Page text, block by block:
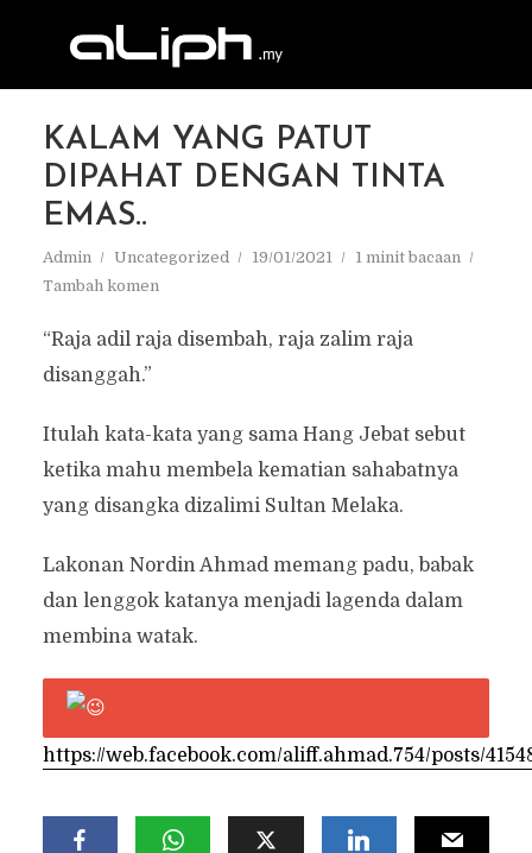
KALAM YANG PATUT
DIPAHAT DENGAN TINTA
EMAS..
Admin Uncategorized 19/01/2021
1 minit bacaan
Tambah komen
“Raja adil raja disembah, raja zalim raja
disanggah.”
Itulah kata-kata yang sama Hang Jebat sebut
ketika mahu membela kematian sahabatnya
yang disangka dizalimi Sultan Melaka.
Lakonan Nordin Ahmad memang padu, babak
dan lenggok katanya menjadi lagenda dalam
membina watak.
https://web.facebook.com/aliff.ahmad.754/posts/